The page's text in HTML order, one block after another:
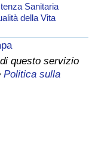
Sanitaria
della Vita
questo servizio
Politica sulla